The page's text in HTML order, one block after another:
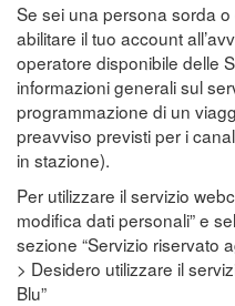
Se sei una persona sorda
abilitare il tuo account
operatore disponibile delle
informazioni generali sul
programmazione di un
preavviso previsti per i
in stazione).
Per utilizzare il servizio
modifica dati personali” e
sezione “Servizio riservato
> Desidero utilizzare il
Blu”